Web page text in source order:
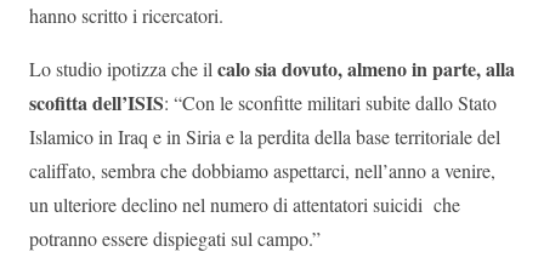
hanno scritto i ricercatori.
Lo studio ipotizza che ilcalo sia dovuto, almeno in parte, alla
scofitta dell’ISIS: “Con le sconfitte militari subite dallo Stato
Islamico in Iraq e in Siria e la perdita della base territoriale del
califfato, sembra che dobbiamo aspettarci, nell’anno a venire,
un ulteriore declino nel numero di attentatori suicidi che
potranno essere dispiegati sul campo.”